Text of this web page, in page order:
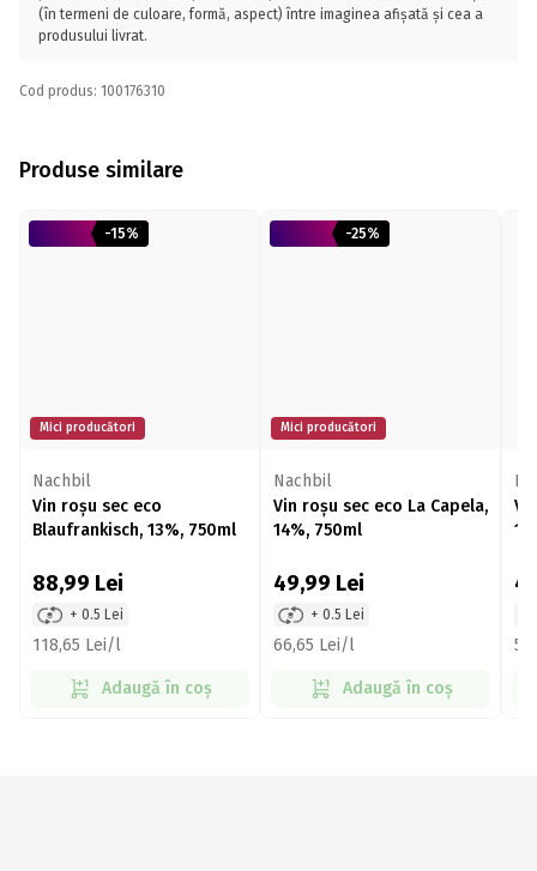
(în termeni de culoare, formă, aspect) între imaginea afișată și cea a
produsului livrat.
Cod produs: 100176310
Produse similare
-15%
Mici producători
Nachbil
Vin roșu sec eco
Blaufrankisch, 13%, 750ml
88,99 Lei
+ 0.5 Lei
118,65 Lei/l
Adaugă în coș
-25%
Mici producători
Nachbil
Vin roșu sec eco La Capela,
14%, 750ml
49,99 Lei
+ 0.5 Lei
66,65 Lei/l
Adaugă în coș